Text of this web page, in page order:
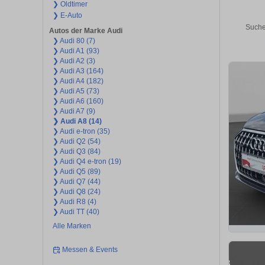
❯ Oldtimer
❯ E-Auto
Autos der Marke Audi
❯ Audi 80 (7)
❯ Audi A1 (93)
❯ Audi A2 (3)
❯ Audi A3 (164)
❯ Audi A4 (182)
❯ Audi A5 (73)
❯ Audi A6 (160)
❯ Audi A7 (9)
❯ Audi A8 (14)
❯ Audi e-tron (35)
❯ Audi Q2 (54)
❯ Audi Q3 (84)
❯ Audi Q4 e-tron (19)
❯ Audi Q5 (89)
❯ Audi Q7 (44)
❯ Audi Q8 (24)
❯ Audi R8 (4)
❯ Audi TT (40)
Alle Marken
Messen & Events